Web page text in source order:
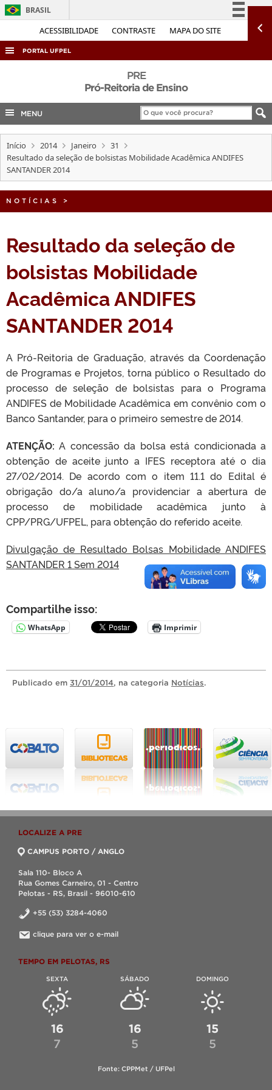
ACESSIBILIDADE CONTRASTE MAPA DO SITE
BRASIL
Simplifique!
Acesso à informação
Legislação
Canais
PORTAL UFPEL
COBALTO
CONCURSOS
EDITAIS
INTERNACIONAL
PRE
Pró-Reitoria de Ensino
MENU
Início 2014 Janeiro
31
Resultado da seleção de bolsistas Mobilidade Acadêmica ANDIFES
SANTANDER 2014
NOTÍCIAS >
Resultado da seleção de
bolsistas Mobilidade
Acadêmica ANDIFES
SANTANDER 2014
A Pró-Reitoria de Graduação, através da Coordenação
de Programas e Projetos, torna público o Resultado do
processo de seleção de bolsistas para o Programa
ANDIFES de Mobilidade Acadêmica em convênio com o
Banco Santander, para o primeiro semestre de 2014.
ATENÇÃO: A concessão da bolsa está condicionada a
obtenção de aceite junto a IFES receptora até o dia
27/02/2014. De acordo com o item 11.1 do Edital é
obrigação do/a aluno/a providenciar a abertura de
processo de mobilidade acadêmica junto à
CPP/PRG/UFPEL, para obtenção do referido aceite.
Divulgação de Resultado Bolsas Mobilidade ANDIFES
SANTANDER 1 Sem 2014
Compartilhe isso:
WhatsApp Imprimir
Publicado em 31/01/2014, na categoria Notícias.
LOCALIZE A PRE
CAMPUS PORTO / ANGLO
Sala 110- Bloco A
Rua Gomes Carneiro, 01 - Centro
Pelotas - RS, Brasil - 96010-610
+55 (53) 3284-4060
clique para ver o e-mail
TEMPO EM PELOTAS, RS
SEXTA
16
7
SÁBADO
16
5
DOMINGO
15
5
Fonte: CPPMet / UFPel